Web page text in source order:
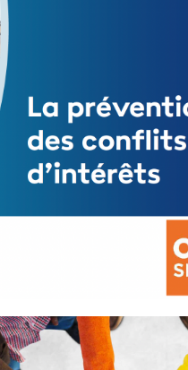
Mise à jour avril 2024
FEUILLETER
La prévention des conflits
d’intérêts
18 septembre 2023